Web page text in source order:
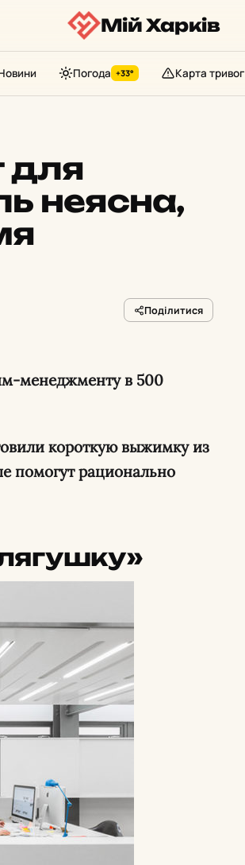
Мій Харків
Погода +33° Карта тривог
для
неясна,
Поділитися
менеджменту в 500
короткую выжимку из
помогут рационально